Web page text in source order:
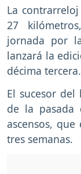
La
27
jornada por
lanzará la
décima tercera.
El sucesor
de la pasada
ascensos,
tres semanas.